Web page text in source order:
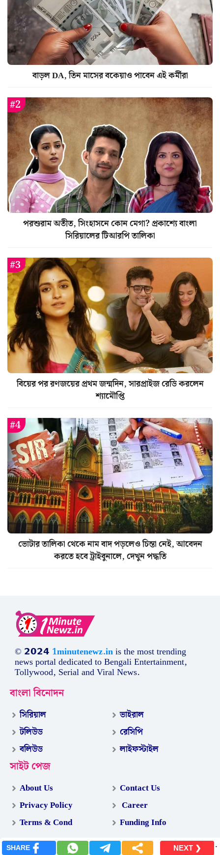
বাড়ল DA, তিন মাসের বকেয়াও পাবেন এই কর্মীরা
পরশুরাম অতীত, সিংহাসনে কোন মেগা? প্রকাশ্যে বাংলা
সিরিয়ালের টিআরপি তালিকা
বিয়ের পর রণজয়ের প্রথম জন্মদিন, সারপ্রাইজ রেডি করলেন
শ্যামৌপ্তি
ভোটার তালিকা থেকে নাম বাদ পড়লেও চিন্তা নেই, আবেদন
করতে হবে ট্রাইবুনালে, দেখুন পদ্ধতি
© 𝟮𝟬𝟮𝟰 1minutenewz.inis the most trending
news portal dedicated to Bengali Entertainment,
Tollywood, Serial and Viral News.
বাংলা বিনোদন
সিরিয়াল
টলিউড
বলিউড
ভাইরাল
রেসিপি
লাইফস্টাইল
সাইট পেজ
About Us
Privacy Policy
Terms & Cond
Contact Us
Career
Funding Info
SHARE NEXT ❯ .